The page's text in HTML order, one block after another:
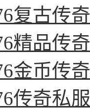
复古传奇
精品传奇
金币传奇
传奇私服